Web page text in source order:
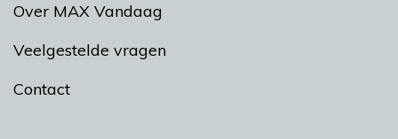
Over MAX Vandaag
Veelgestelde vragen
Contact